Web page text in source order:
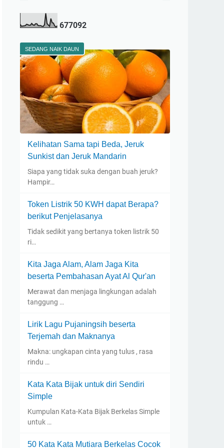
677092
SEDANG NAIK DAUN
Kelihatan Sama tapi Beda, Jeruk
Sunkist dan Jeruk Mandarin
Siapa yang tidak suka dengan buah jeruk?
Hampir…
Token Listrik 50 KWH dapat Berapa?
berikut Penjelasanya
Tidak sedikit yang bertanya token listrik 50
ri…
Kita Jaga Alam, Alam Jaga Kita
beserta Pembahasan Ayat Al Qur'an
Merawat dan menjaga lingkungan adalah
tanggung …
Lirik Lagu Pujaningsih beserta
Terjemah dan Maknanya
Makna: ungkapan cinta yang tulus , rasa
rindu …
Kata Kata Bijak untuk diri Sendiri
Simple
Kumpulan Kata-Kata Bijak Berkelas Simple
untuk …
50 Kata Kata Mutiara Berkelas Cocok